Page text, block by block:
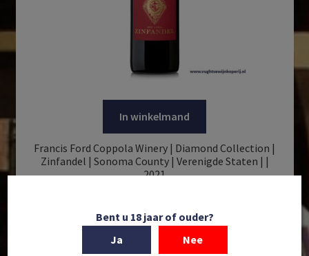
In winkelmand
Francis Ford Coppola Winery | Diamond Collection |
Zinfandel | Sonoma County | Verenigde Staten | |
2021
Bent u 18 jaar of ouder?
Ja
Nee